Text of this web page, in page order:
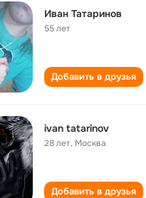
Иван Татаринов
55 лет
Добавить в друзья
ivan tatarinov
28 лет, Москва
Добавить в друзья